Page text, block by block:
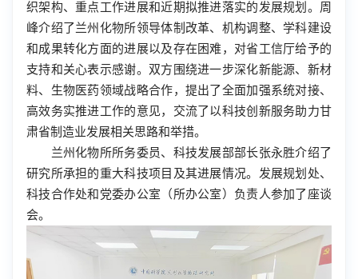
织架构、重点工作进展和近期拟推进落实的发展规划。周
峰介绍了兰州化物所领导体制改革、机构调整、学科建设
和成果转化方面的进展以及存在困难，对省工信厅给予的
支持和关心表示感谢。双方围绕进一步深化新能源、新材
料、生物医药领域战略合作，提出了全面加强系统对接、
高效务实推进工作的意见，交流了以科技创新服务助力甘
肃省制造业发展相关思路和举措。
兰州化物所所务委员、科技发展部部长张永胜介绍了
研究所承担的重大科技项目及其进展情况。发展规划处、
科技合作处和党委办公室（所办公室）负责人参加了座谈
会。